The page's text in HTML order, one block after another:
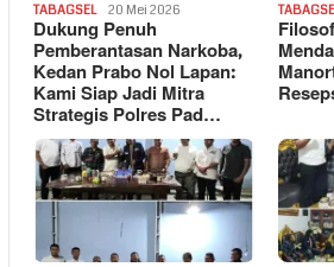
TABAGSEL 20 Mei 2026
Dukung Penuh
Pemberantasan Narkoba,
Kedan Prabo Nol Lapan:
Kami Siap Jadi Mitra
Strategis Polres Pad…